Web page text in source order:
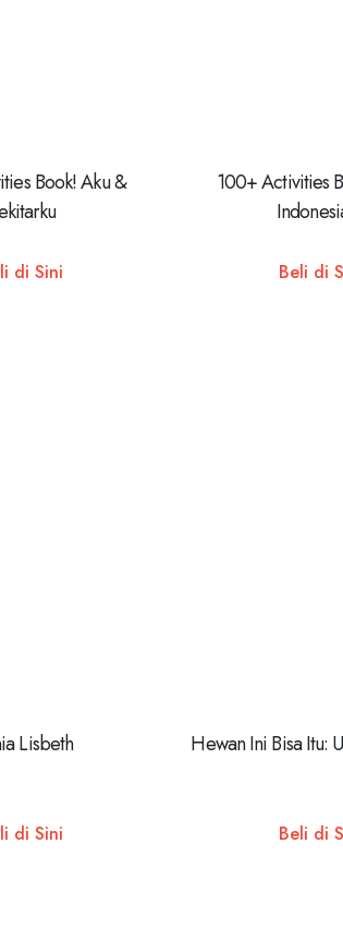
Book! Aku &
di Sini
100+ Activities
Beli di
Lisbeth
di Sini
Hewan Ini Bisa Itu:
Beli di